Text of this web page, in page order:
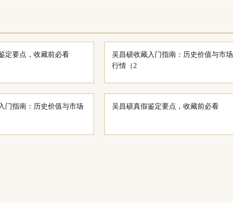
定要点，收藏前必看
吴昌硕收藏入门指南：历史价值与市场
行情（2
门指南：历史价值与市场
吴昌硕真假鉴定要点，收藏前必看